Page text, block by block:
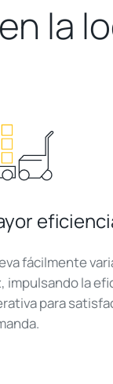
la
fácilmente
impulsando la
para